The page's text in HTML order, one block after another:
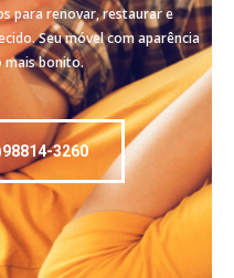
para renovar, restaurar e
Seu móvel com aparência
mais bonito.
3260